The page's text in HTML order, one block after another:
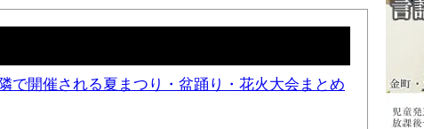
で開催される夏まつり・盆踊り・花火大会まとめ